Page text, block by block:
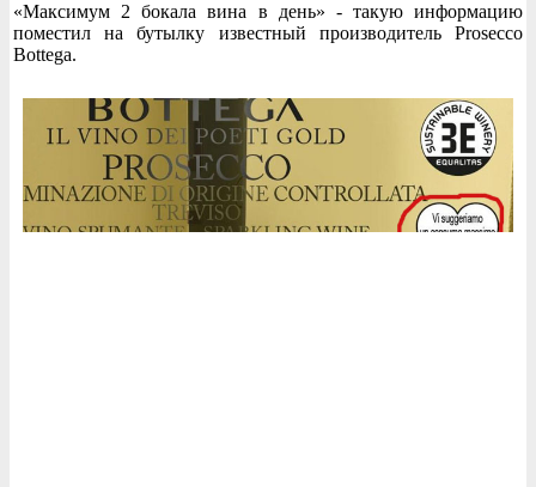
«Максимум 2 бокала вина в день» - такую информацию
поместил на бутылку известный производитель Prosecco
Bottega.